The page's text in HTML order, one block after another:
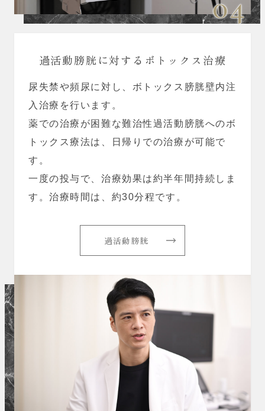
過活動膀胱に対するボトックス治療
尿失禁や頻尿に対し、ボトックス膀胱壁内注
入治療を行います。
薬での治療が困難な難治性過活動膀胱へのボ
トックス療法は、日帰りでの治療が可能で
す。
一度の投与で、治療効果は約半年間持続しま
す。治療時間は、約30分程です。
過活動膀胱